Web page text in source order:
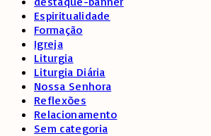
Espiritualidade
Formação
Igreja
Liturgia
Liturgia Diária
Nossa Senhora
Reflexões
Relacionamento
Sem categoria